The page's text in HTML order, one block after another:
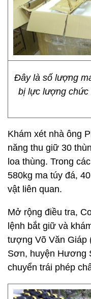
Đây là số lượng
bị lực lượng chức
Khám xét nhà ông
năng thu giữ 30
loa thùng. Trong
580kg ma túy đá,
vật liên quan.
Mở rộng điều tra,
lệnh bắt giữ và
tượng Võ Văn Giáp
Sơn, huyện Hương
chuyển trái phép